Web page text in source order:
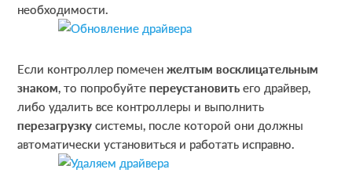
необходимости.
Если контроллер помеченжелтым восклицательным
знаком, то попробуйтепереустановитьего драйвер,
либо удалить все контроллеры и выполнить
перезагрузкусистемы, после которой они должны
автоматически установиться и работать исправно.